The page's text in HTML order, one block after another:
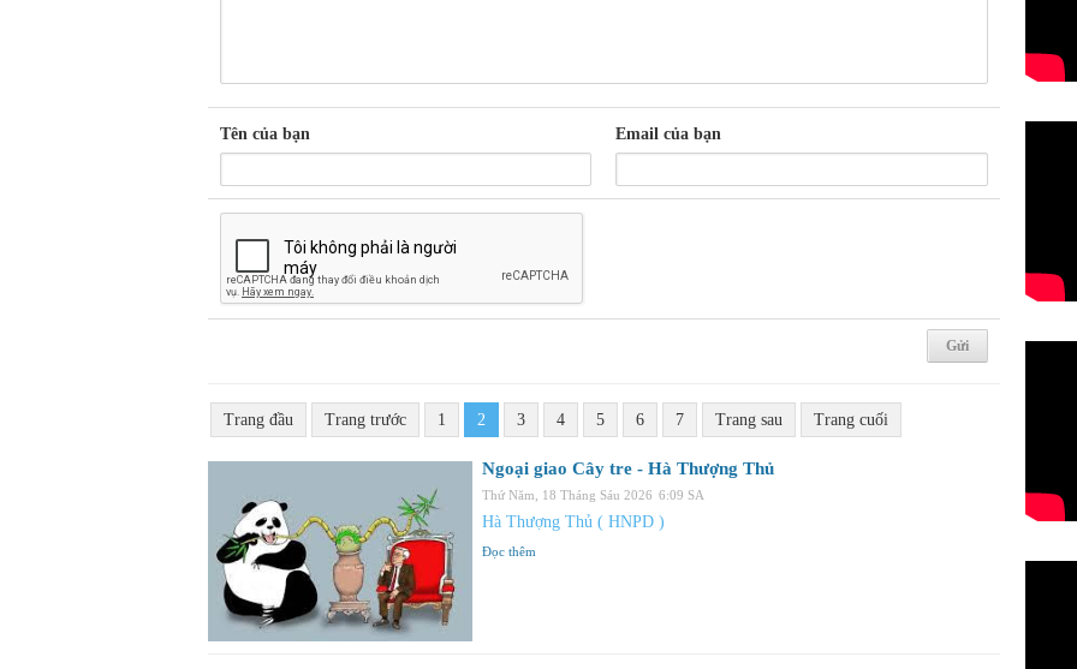
Tên của bạn Email của bạn
Trang đầu Trang trước 1 2 3 4 5 6 7 Trang sau Trang cuối
Ngoại giao Cây tre - Hà Thượng Thủ
Thứ Năm, 18 Tháng Sáu 2026 6:09 SA
Hà Thượng Thủ ( HNPD )
Đọc thêm